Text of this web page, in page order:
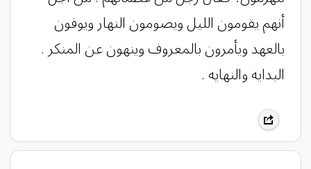
أنهم يقومون الليل ويصومون النهار ويوفون
بالعهد ويأمرون بالمعروف وينهون عن المنكر .
البدايه والنهايه .